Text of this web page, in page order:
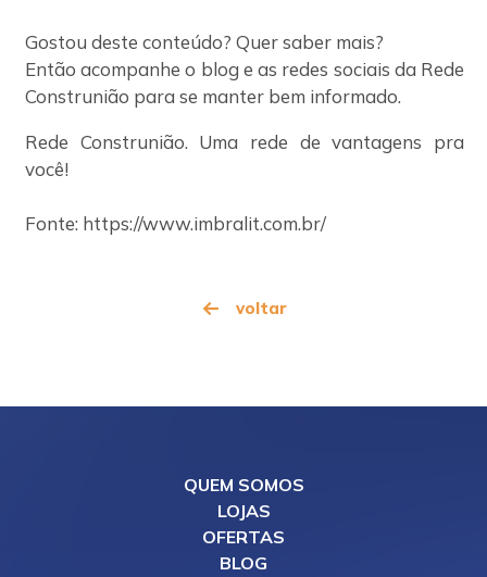
Gostou deste conteúdo? Quer saber mais?
Então acompanhe o blog e as redes sociais da Rede
Construnião para se manter bem informado.
Rede Construnião. Uma rede de vantagens pra
você!
Fonte: https://www.imbralit.com.br/
voltar
QUEM SOMOS
LOJAS
OFERTAS
BLOG